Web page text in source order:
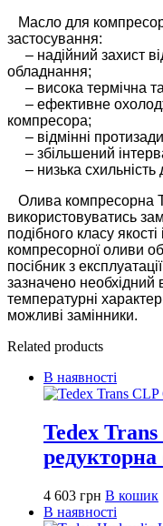
Масло для
застосування:
– надійний захист
обладнання;
– висока термічна та
– ефективне
компресора;
– відмінні
– збільшений
– низька схильність
Олива компресорна
використовуватись
подібного класу
компресорної оливи
посібник з
зазначено необхідний
температурні
можливі замінники.
Related products
В наявності
Tedex
редукторна
4 603 грн В кошик
В наявності